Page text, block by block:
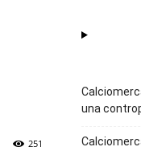
251
una